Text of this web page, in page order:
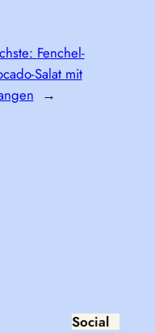
Fenchel-
Salat mit
→
Social